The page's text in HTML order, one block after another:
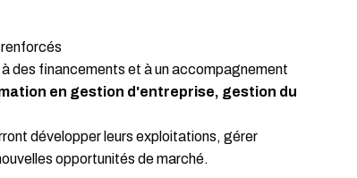
des financements et à un accompagnement
en gestion d'entreprise, gestion du
développer leurs exploitations, gérer
opportunités de marché.